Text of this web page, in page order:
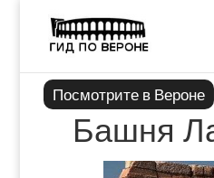
Посмотрите в Вероне
Башня